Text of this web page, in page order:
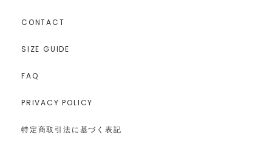
CONTACT
SIZE GUIDE
FAQ
PRIVACY POLICY
特定商取引法に基づく表記